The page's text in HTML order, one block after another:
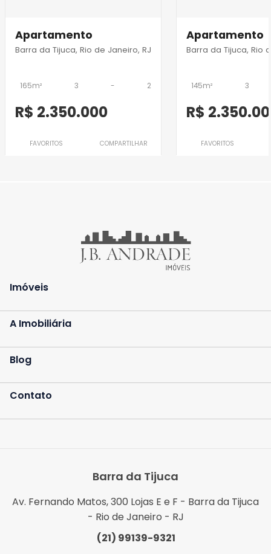
Apartamento
Barra da Tijuca, Rio de Janeiro, RJ
165m² 3 - 2
R$ 2.350.000
FAVORITOS COMPARTILHAR
Apartamento
Barra da Tijuca, Rio
145m² 3
R$
FAVORITOS
Imóveis
A Imobiliária
Blog
Contato
Barra da Tijuca
Av. Fernando Matos, 300 Lojas E e F - Barra da Tijuca
- Rio de Janeiro - RJ
(21) 99139-9321